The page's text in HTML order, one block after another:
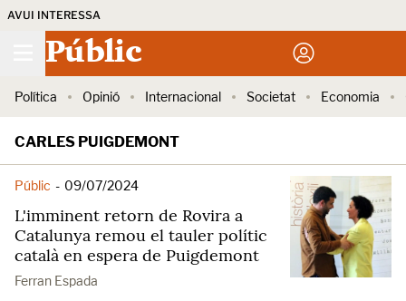
AVUI INTERESSA
Públic
Política Opinió Internacional Societat Economia
CARLES PUIGDEMONT
Públic - 09/07/2024
L'imminent retorn de Rovira a
Catalunya remou el tauler polític
català en espera de Puigdemont
Ferran Espada